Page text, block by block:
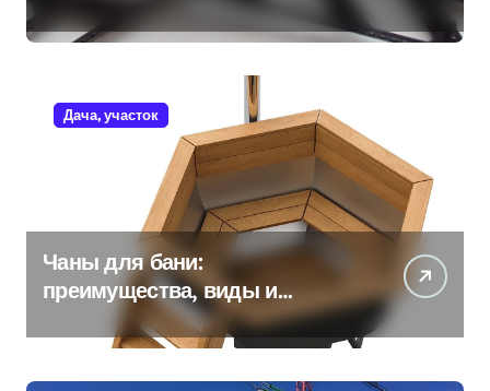
Дача, участок
Чаны для бани:
преимущества, виды и
особенности использования